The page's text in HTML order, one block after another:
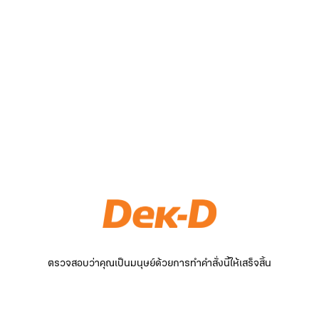
ตรวจสอบว่าคุณเป็นมนุษย์ด้วยการทำคำสั่งนี้ให้เสร็จสิ้น